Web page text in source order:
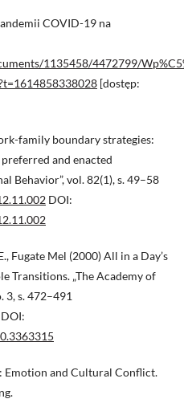
COVID-19 na
1135458/4472799/
[dostęp:
family boundary strategies:
and enacted
Behavior”, vol. 82(1), s. 49–58
DOI:
Fugate Mel (2000) All in a Day’s
Transitions. „The Academy of
3, s. 472–491
DOI:
Emotion and Cultural Conflict.